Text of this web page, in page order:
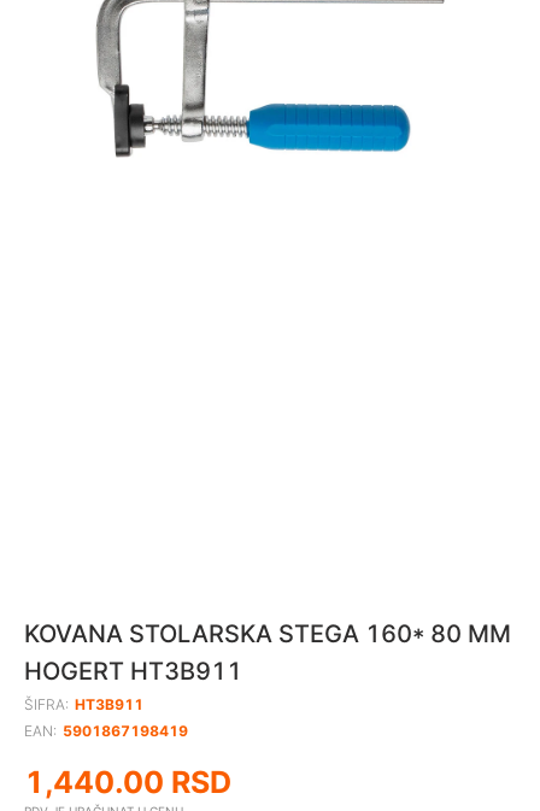
KOVANA STOLARSKA STEGA 160* 80 MM
HOGERT HT3B911
ŠIFRA: HT3B911
EAN: 5901867198419
1,440.00 RSD